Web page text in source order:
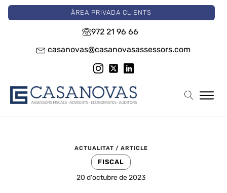
ÀREA PRIVADA CLIENTS
972 21 96 66
casanovas@casanovasassessors.com
ACTUALITAT / ARTICLE
FISCAL
20 d'octubre de 2023